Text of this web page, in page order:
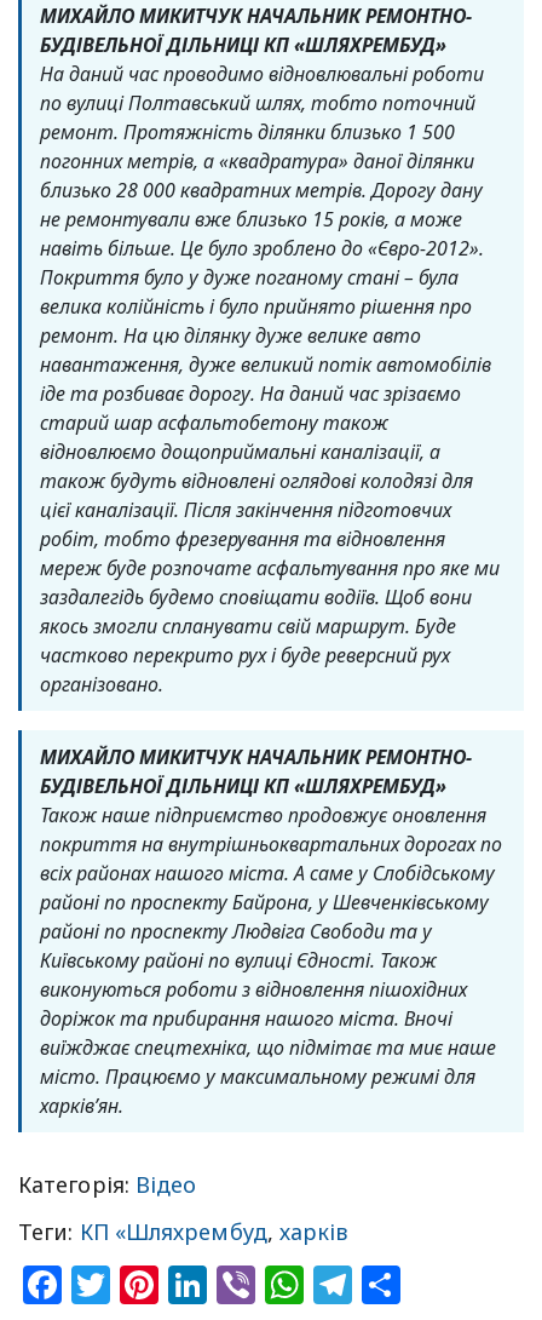
МИХАЙЛО МИКИТЧУК НАЧАЛЬНИК РЕМОНТНО-
БУДІВЕЛЬНОЇ ДІЛЬНИЦІ КП «ШЛЯХРЕМБУД»
На даний час проводимо відновлювальні роботи
по вулиці Полтавський шлях, тобто поточний
ремонт. Протяжність ділянки близько 1 500
погонних метрів, а «квадратура» даної ділянки
близько 28 000 квадратних метрів. Дорогу дану
не ремонтували вже близько 15 років, а може
навіть більше. Це було зроблено до «Євро-2012».
Покриття було у дуже поганому стані – була
велика колійність і було прийнято рішення про
ремонт. На цю ділянку дуже велике авто
навантаження, дуже великий потік автомобілів
іде та розбиває дорогу. На даний час зрізаємо
старий шар асфальтобетону також
відновлюємо дощоприймальні каналізації, а
також будуть відновлені оглядові колодязі для
цієї каналізації. Після закінчення підготовчих
робіт, тобто фрезерування та відновлення
мереж буде розпочате асфальтування про яке ми
заздалегідь будемо сповіщати водіїв. Щоб вони
якось змогли спланувати свій маршрут. Буде
частково перекрито рух і буде реверсний рух
організовано.
МИХАЙЛО МИКИТЧУК НАЧАЛЬНИК РЕМОНТНО-
БУДІВЕЛЬНОЇ ДІЛЬНИЦІ КП «ШЛЯХРЕМБУД»
Також наше підприємство продовжує оновлення
покриття на внутрішньоквартальних дорогах по
всіх районах нашого міста. А саме у Слобідському
районі по проспекту Байрона, у Шевченківському
районі по проспекту Людвіга Свободи та у
Київському районі по вулиці Єдності. Також
виконуються роботи з відновлення пішохідних
доріжок та прибирання нашого міста. Вночі
виїжджає спецтехніка, що підмітає та миє наше
місто. Працюємо у максимальному режимі для
харків’ян.
Категорія: Відео
Теги: КП «Шляхрембуд, харків
Facebook
Twitter
Pinterest
LinkedIn
ViberWhatsApp
Telegram